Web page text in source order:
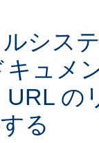
シス
キュメ
URL の
る